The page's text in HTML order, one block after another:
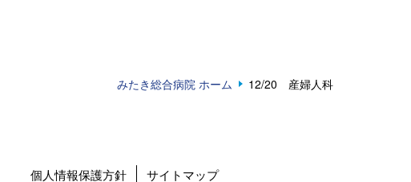
みたき総合病院 ホーム 12/20 産婦人科
個人情報保護方針 サイトマップ